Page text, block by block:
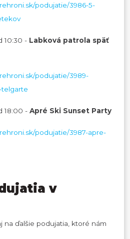
podujatie/3986-5-
10:30 - Labková patrola späť
podujatie/3989-
telgarte
18:00 - Apré Ski Sunset Party
podujatie/3987-apre-
v
na ďalšie podujatia, ktoré nám